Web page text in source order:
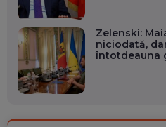
Zelenski:
niciodată,
întotdeauna